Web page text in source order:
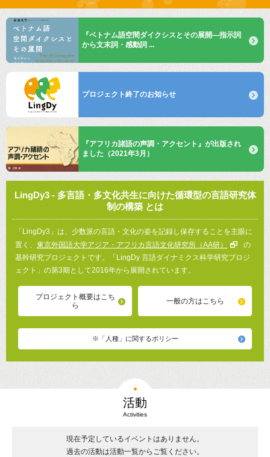
『ベトナム語空間ダイクシスとその展開—指示詞
から文末詞・感動詞 ...
プロジェクト終了のお知らせ
『アフリカ諸語の声調・アクセント』が出版され
ました（2021年3月）
LingDy3 - 多言語・多文化共生に向けた循環型の言語研究体
制の構築 とは
「LingDy3」は、少数派の言語・文化の姿を記録し保存することを主眼に
置く、 東京外国語大学アジア・アフリカ言語文化研究所（AA研）
の
基幹研究プロジェクトです。「LingDy 言語ダイナミクス科学研究プロジ
ェクト」の第3期として2016年から展開されています。
プロジェクト概要はこち
ら
一般の方はこちら
※「人種」に関するポリシー
活動
Activities
現在予定しているイベントはありません。
過去の活動は活動一覧からご覧ください。